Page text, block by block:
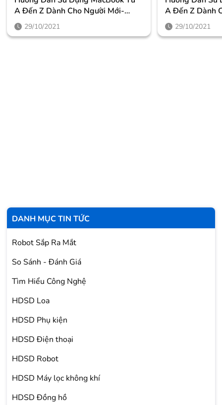
A Đến Z Dành Cho Người Mới-
Phần 2
29/10/2021
A Đến Z Dành
Phần 1
29/10/2021
DANH MỤC TIN TỨC
Robot Sắp Ra Mắt
So Sánh - Đánh Giá
Tìm Hiểu Công Nghệ
HDSD Loa
HDSD Phụ kiện
HDSD Điện thoại
HDSD Robot
HDSD Máy lọc không khí
HDSD Đồng hồ